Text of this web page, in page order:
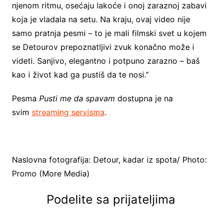
njenom ritmu, osećaju lakoće i onoj zaraznoj zabavi
koja je vladala na setu. Na kraju, ovaj video nije
samo pratnja pesmi – to je mali filmski svet u kojem
se Detourov prepoznatljivi zvuk konačno može i
videti. Sanjivo, elegantno i potpuno zarazno – baš
kao i život kad ga pustiš da te nosi.”
Pesma Pusti me da spavam dostupna je na
svim streaming servisma.
Naslovna fotografija: Detour, kadar iz spota/ Photo:
Promo (More Media)
Podelite sa prijateljima